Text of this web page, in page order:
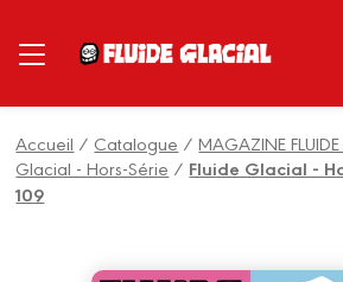
Accueil / Catalogue /MAGAZINE
Glacial - Hors-Série / Fluide Glacial -
109